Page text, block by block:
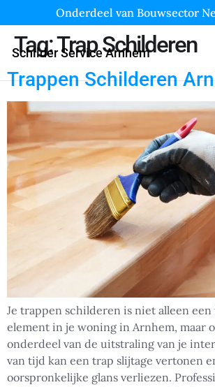
Onderdeel van Bouwsector
Schilder Service Arnhem
Tag:Trap Schilderen
Trappen Schilderen
Je trappen schilderen is niet alleen
element in je woning in Arnhem, maar
onderdeel van de uitstraling van je
van tijd kan een trap slijtage vertonen
oorspronkelijke glans verliezen.